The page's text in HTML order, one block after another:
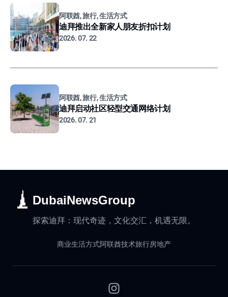
阿联酋, 旅行, 生活方式
迪拜推出全新家人朋友折扣计划
2026. 07. 22
阿联酋, 旅行, 生活方式
迪拜启动社区轻型交通网络计划
2026. 07. 21
DubaiNewsGroup
探索迪拜：现代奇迹，文化交汇，机遇无限。
商业生活方式阿联酋技术旅行房地产